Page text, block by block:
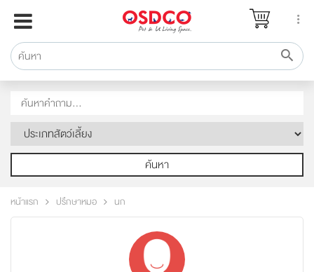
หน้าแรก
แบรนด์
รีวิว
ปรึกษาหมอ
สาระสัตว์เลี้ยง
Pet Channel
ซื้อสินค้า OSDCO
ค้นหา
หน้าแรก ปรึกษาหมอ นก